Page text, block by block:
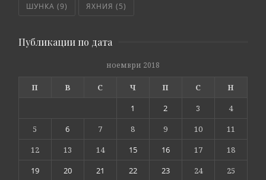
ШУНКА (9) ЯХНИЯ (5)
Публикации по дата
ноември 2018
П В С Ч П С
Н
1
2 3
4
5
6 7 8 9 10
11
12
13 14 15 16 17
18
19
20 21 22 23 24 25